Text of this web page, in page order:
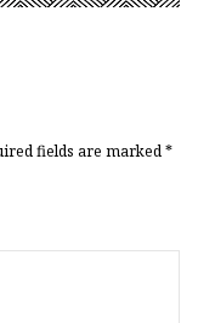
fields are marked*